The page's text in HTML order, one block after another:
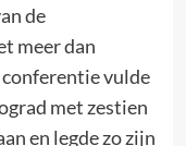
de
meer dan
vulde
met zestien
en legde zo zijn